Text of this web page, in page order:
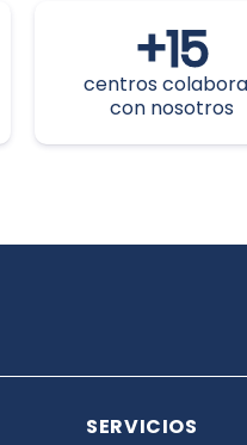
centros
con nosotros
+15
SERVICIOS